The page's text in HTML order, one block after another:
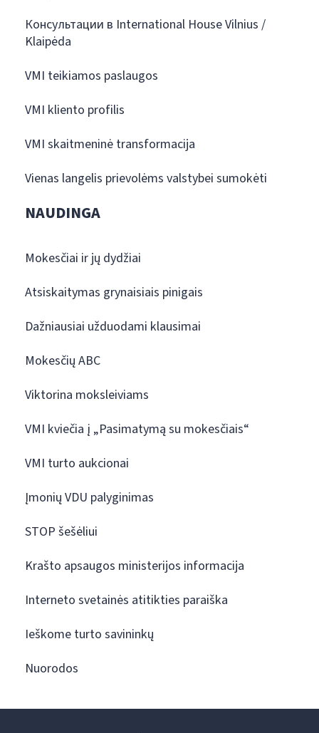
Консультации в International House Vilnius /
Klaipėda
VMI teikiamos paslaugos
VMI kliento profilis
VMI skaitmeninė transformacija
Vienas langelis prievolėms valstybei sumokėti
NAUDINGA
Mokesčiai ir jų dydžiai
Atsiskaitymas grynaisiais pinigais
Dažniausiai užduodami klausimai
Mokesčių ABC
Viktorina moksleiviams
VMI kviečia į „Pasimatymą su mokesčiais“
VMI turto aukcionai
Įmonių VDU palyginimas
STOP šešėliui
Krašto apsaugos ministerijos informacija
Interneto svetainės atitikties paraiška
Ieškome turto savininkų
Nuorodos